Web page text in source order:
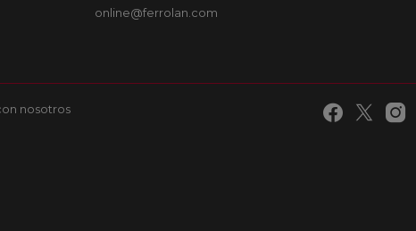
online@ferrolan.com
nosotros